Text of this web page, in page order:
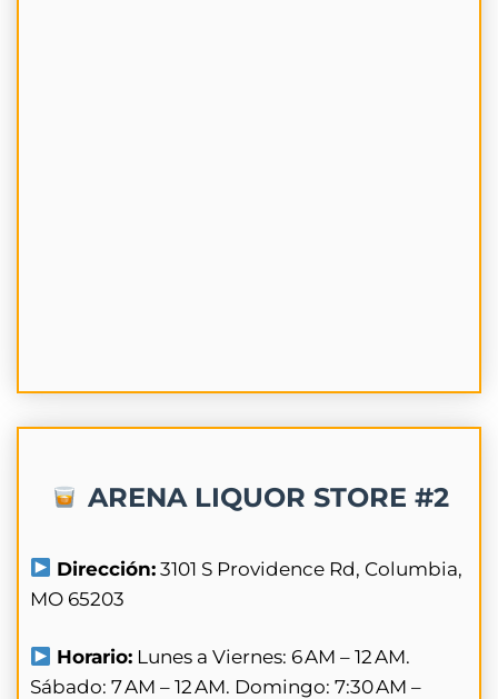
ARENA LIQUOR STORE #2
Dirección: 3101 S Providence Rd, Columbia,
MO 65203
Horario: Lunes a Viernes: 6 AM – 12 AM.
Sábado: 7 AM – 12 AM. Domingo: 7:30 AM –